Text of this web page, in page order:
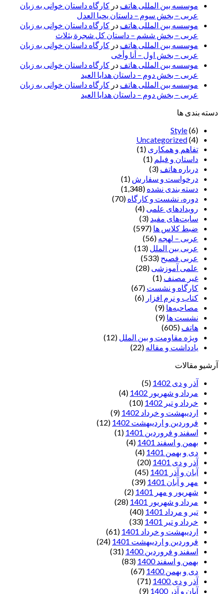
موسسه بین المللی هاتف در کارگاه داستان خوانی به زبان
عربی – بخش سوم – داستان یحیا العدل
موسسه بین المللی هاتف در کارگاه داستان خوانی به زبان
عربی – بخش ششم – داستان کل شجرة بثلاث
موسسه بین المللی هاتف در کارگاه داستان خوانی به زبان
عربی – بخش اول – أنا وأخی
موسسه بین المللی هاتف در کارگاه داستان خوانی به زبان
عربی – بخش دوم – داستان هدایا العید
موسسه بین المللی هاتف در کارگاه داستان خوانی به زبان
عربی – بخش دوم – داستان هدایا العید
دسته بندی ها
Style(6)
Uncategorized(4)
تفاهم و همکاری (1)
داستان و فیلم (1)
درباره هاتف (3)
درخواست و سفارش (1)
دسته بندی نشده (1,348)
دوره، نشست و کارگاه (70)
رویدادهای علمی (4)
سایت‌های مفید (3)
ضبط کلاس ها (597)
عربی – لهجه (56)
عربی بین الملل (13)
عربی فصیح (533)
علمی آموزشی (28)
غير مصنف (1)
کارگاه و نشست (67)
کتاب و نرم افزار (6)
مصاحبه‌ها (9)
نشست ها (9)
هاتف (605)
ویژه مقاومت و بین الملل (12)
یادداشت‌ و مقاله (22)
آرشیو مقالات
آذر و دی 1402
(5)
مرداد و شهریور 1402
(4)
خرداد و تیر 1402
(10)
اردیبهشت و خرداد 1402
(9)
فروردین و اردیبهشت 1402
(12)
اسفند و فروردین 1401
(1)
بهمن و اسفند 1401
(4)
دی و بهمن 1401
(4)
آذر و دی 1401
(20)
آبان و آذر 1401
(45)
مهر و آبان 1401
(39)
شهریور و مهر 1401
(2)
مرداد و شهریور 1401
(28)
تیر و مرداد 1401
(40)
خرداد و تیر 1401
(33)
اردیبهشت و خرداد 1401
(61)
فروردین و اردیبهشت 1401
(24)
اسفند و فروردین 1400
(31)
بهمن و اسفند 1400
(83)
دی و بهمن 1400
(67)
آذر و دی 1400
(71)
آبان و آذر 1400
(9)